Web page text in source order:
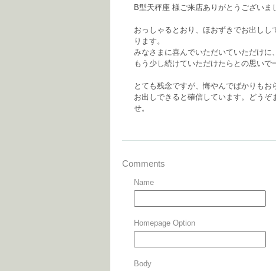
B型天秤座 様ご来店ありがとうございま
おっしゃるとおり、ほおずきでお出し
ります。
みなさまに喜んでいただいていただけに
もう少し続けていただけたらとの思いで
とても残念ですが、悔やんでばかりも
お出しできると確信しています。どう
せ。
Comments
Name
Homepage Option
Body